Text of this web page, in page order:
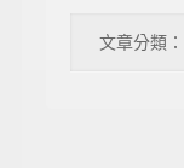
文章分類：